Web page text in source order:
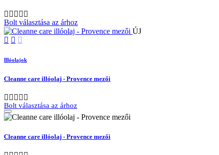
Bolt választása az árhoz
ÚJ
Illóolajok
Cleanne care illóolaj - Provence mezői
Bolt választása az árhoz
Cleanne care illóolaj - Provence mezői